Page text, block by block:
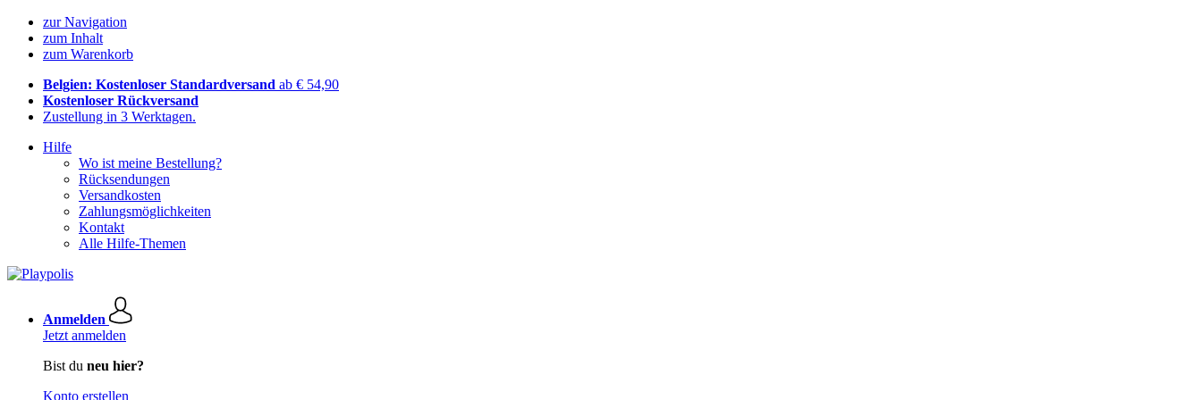
zur Navigation
zum Inhalt
zum Warenkorb
Belgien: Kostenloser Standardversand ab € 54,90
Kostenloser Rückversand
Zustellung in 3 Werktagen.
Hilfe
Wo ist meine Bestellung?
Rücksendungen
Versandkosten
Zahlungsmöglichkeiten
Kontakt
Alle Hilfe-Themen
Anmelden
Jetzt anmelden
Bist du neu hier?
Konto erstellen